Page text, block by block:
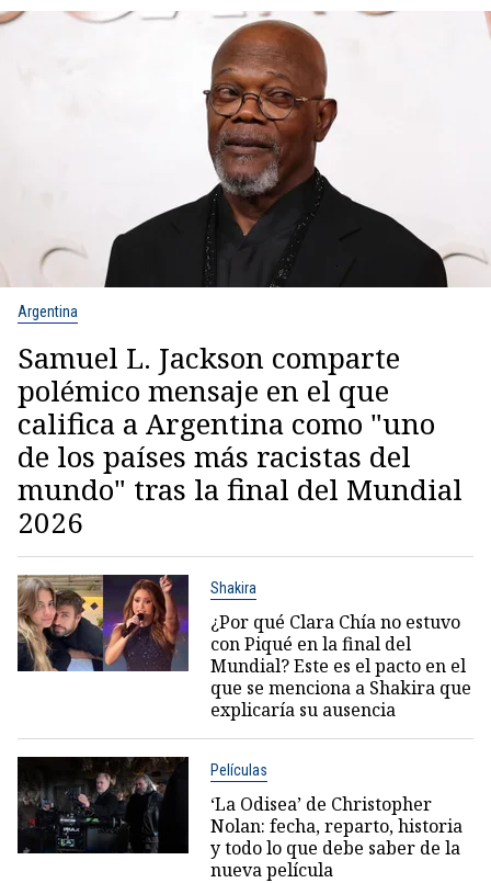
Argentina
Samuel L. Jackson comparte
polémico mensaje en el que
califica a Argentina como "uno
de los países más racistas del
mundo" tras la final del Mundial
2026
Shakira
¿Por qué Clara Chía no estuvo
con Piqué en la final del
Mundial? Este es el pacto en el
que se menciona a Shakira que
explicaría su ausencia
Películas
‘La Odisea’ de Christopher
Nolan: fecha, reparto, historia
y todo lo que debe saber de la
nueva película